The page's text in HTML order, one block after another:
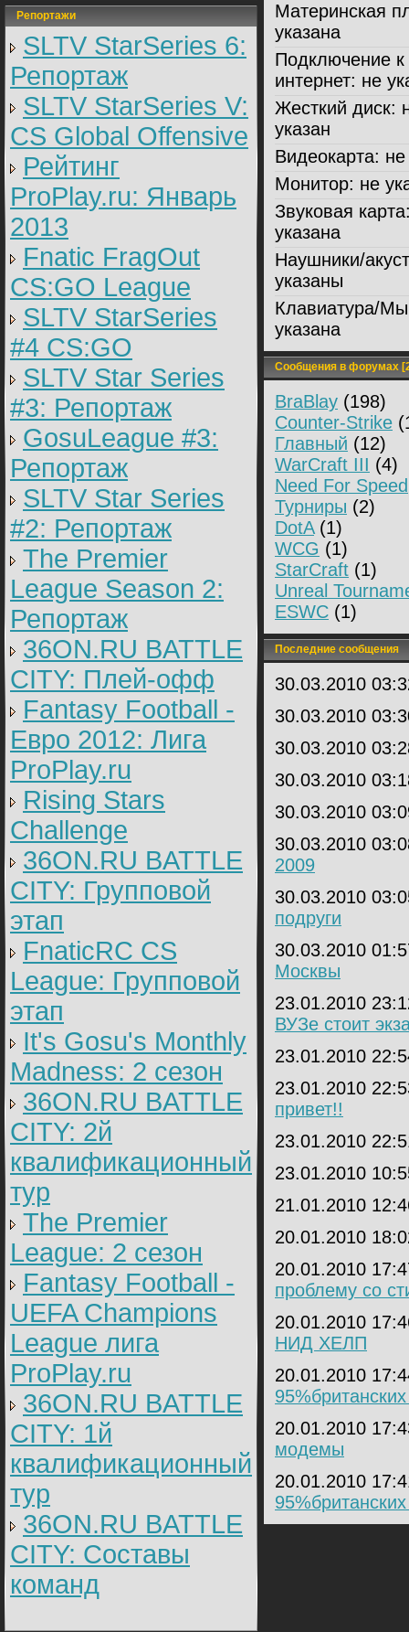
Репортажи
SLTV StarSeries 6:
Репортаж
SLTV StarSeries V:
CS Global Offensive
Рейтинг
ProPlay.ru: Январь
2013
Fnatic FragOut
CS:GO League
SLTV StarSeries
#4 CS:GO
SLTV Star Series
#3: Репортаж
GosuLeague #3:
Репортаж
SLTV Star Series
#2: Репортаж
The Premier
League Season 2:
Репортаж
36ON.RU BATTLE
CITY: Плей-офф
Fantasy Football -
Евро 2012: Лига
ProPlay.ru
Rising Stars
Challenge
36ON.RU BATTLE
CITY: Групповой
этап
FnaticRC CS
League: Групповой
этап
It's Gosu's Monthly
Madness: 2 сезон
36ON.RU BATTLE
CITY: 2й
квалификационный
тур
The Premier
League: 2 cезон
Fantasy Football -
UEFA Champions
League лига
ProPlay.ru
36ON.RU BATTLE
CITY: 1й
квалификационный
тур
36ON.RU BATTLE
CITY: Составы
команд
Материнская
указана
Подключение к
интернет: не
Жесткий диск:
указан
Видеокарта: не
Монитор: не
Звуковая
указана
Наушники/
указаны
Клавиатура/
указана
Сообщения в форумах
BraBlay (198)
Counter-Strike
Главный (12)
WarCraft III (4)
Need For Speed
Турниры (2)
DotA(1)
WCG (1)
StarCraft (1)
Unreal
ESWC (1)
Последние сообщения
30.03.2010
30.03.2010
30.03.2010
30.03.2010
30.03.2010
30.03.2010
2009
30.03.2010
подруги
30.03.2010
Москвы
23.01.2010
ВУЗе стоит
23.01.2010
23.01.2010
привет!!
23.01.2010
23.01.2010
21.01.2010
20.01.2010
20.01.2010
проблему со
20.01.2010
НИД ХЕЛП
20.01.2010
20.01.2010
модемы
20.01.2010